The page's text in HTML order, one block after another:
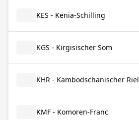
KES - Kenia-Schilling
KGS - Kirgisischer Som
KHR - Kambodschanischer Riel
KMF - Komoren-Franc